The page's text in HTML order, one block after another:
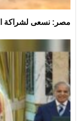
مصر: نسعى لشراكة